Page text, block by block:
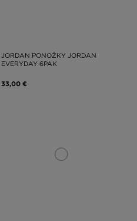
JORDAN PONOŽKY JORDAN
EVERYDAY 6PAK
33,00 €